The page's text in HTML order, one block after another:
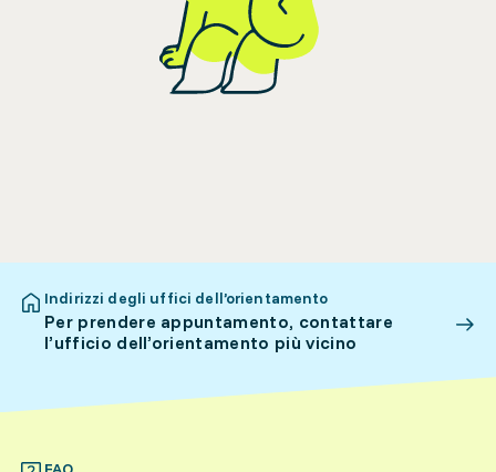
Indirizzi degli uffici dell’orientamento
Per prendere appuntamento, contattare
l’ufficio dell’orientamento più vicino